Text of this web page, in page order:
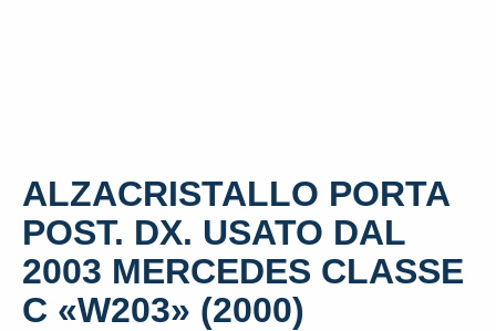
ALZACRISTALLO PORTA
POST. DX. USATO DAL
2003 MERCEDES CLASSE
C «W203» (2000)